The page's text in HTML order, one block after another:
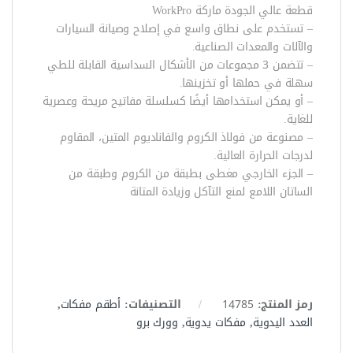
قطعة عالي الجودة ماركة WorkPro
– تستخدم على نطاق واسع في إصلاح وصيانة السيارات
والآلات والمعدات الصناعية.
– تتضمن 3 مجموعات من الأشكال السداسية القابلة للطي
سهلة في حملها أو تخزينها.
– أو يمكن استخدامها أيضًا كسلسلة مفاتيح مريحة وعصرية
للغاية.
– مصنوعة من فولاذ الكروم والفاناديوم المتين، المقاوم
لدرجات الحرارة العالية.
– الجزء الخارجي مغطى بطبقة من الكروم وطبقة من
الساتان اللامع لمنع التآكل وزيادة المتانة
رمز المنتج: 14785 التصنيفات: أطقم مفكات,
العدد اليدوية, مفكات يدوية, وورك برو